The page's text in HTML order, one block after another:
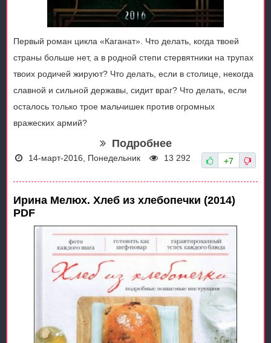
Первый роман цикла «Каганат». Что делать, когда твоей
страны больше нет, а в родной степи стервятники на трупах
твоих родичей жируют? Что делать, если в столице, некогда
славной и сильной державы, сидит враг? Что делать, если
осталось только трое мальчишек против огромных
вражеских армий?
Подробнее
14-март-2016, Понедельник 13 292 +7
Ирина Мелюх. Хлеб из хлебопечки (2014)
PDF